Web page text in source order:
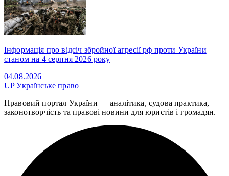
Інформація про відсіч збройної агресії рф проти України
станом на 4 серпня 2026 року
04.08.2026
UPУкраїнське право
Правовий портал України — аналітика, судова практика,
законотворчість та правові новини для юристів і громадян.